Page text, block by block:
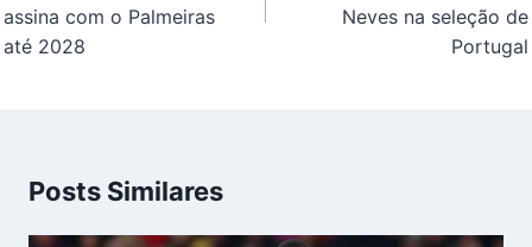
assina com o Palmeiras
até 2028
Neves na seleção de
Portugal
Posts Similares